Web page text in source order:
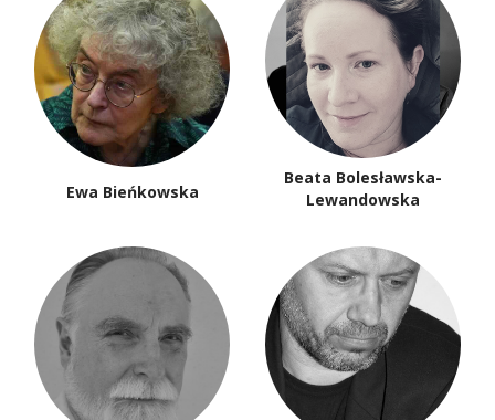
Ewa Bieńkowska
Beata Bolesławska-
Lewandowska